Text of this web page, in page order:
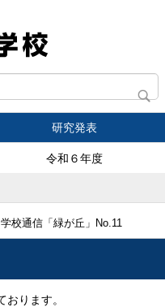
研究発表
令和６年度
学校通信「緑が丘」No.11
ります。